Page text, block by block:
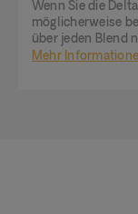
Wenn Sie die
möglicherweise
über jeden Blend
Ursprungsländer
Mehr